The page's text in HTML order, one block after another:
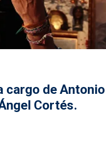
cargo de Antonio
Cortés.